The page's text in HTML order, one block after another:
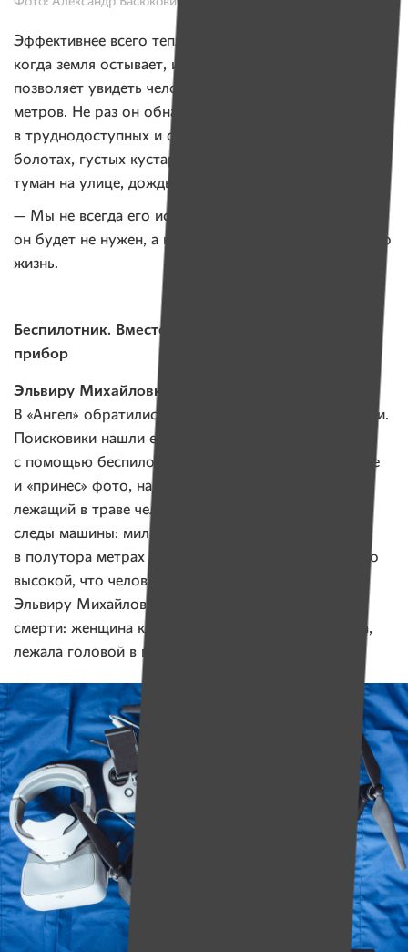
Эффективнее всего тепловизор работает ночью,
когда земля остывает, и на открытых участках —
позволяет увидеть человека на расстоянии 1200
метров. Не раз он обнаруживал людей
в труднодоступных и опасных местах — в оврагах,
болотах, густых кустарниках. Прибору неважно,
туман на улице, дождь, снег, ночь или день.
— Мы не всегда его используем. Но десять поисков
он будет не нужен, а на одиннадцатый спасет кому-то
жизнь.
Беспилотник. Вместо сотен волонтеров — один
прибор
Эльвиру Михайловну
В «Ангел» обратились на второй день после пропажи.
Поисковики нашли ее через несколько часов
с помощью беспилотника. Прибор обследовал поле
и «принес» фото, на одном из которых был виден
лежащий в траве человек. На том же фото видны
следы машины: милицейский УАЗ проезжал
в полутора метрах от нее. Но трава была настолько
высокой, что человек ее бы просто не заметил.
Эльвиру Михайловну буквально вырвали из рук
смерти: женщина к тому времени была обессилена,
лежала головой в воде и не могла пошевелиться.